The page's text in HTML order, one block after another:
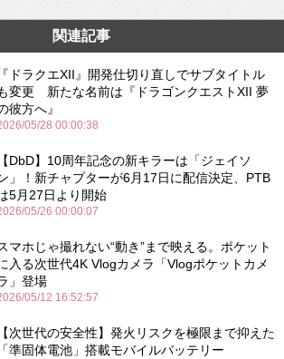
関連記事
『ドラクエXII』開発仕切り直しでサブタイトル
変更 新たな名前は『ドラゴンクエストXII 夢
彼方へ』
05/28 00:00:38
【DbD】10周年記念の新キラーは「ジェイソ
」！新チャプターが6月17日に配信決定、PTB
5月27日より開始
05/26 00:00:07
マホじゃ撮れない“動き”まで映える。ポケット
入る次世代4K Vlogカメラ「Vlogポケットカメ
」登場
05/12 16:52:57
【次世代の安全性】発火リスクを極限まで抑えた
「準固体電池」搭載モバイルバッテリー